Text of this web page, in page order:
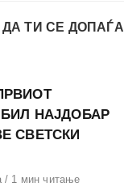
ТИ СЕ ДОПАЃА
НАЈДОБАР
СВЕТСКИ
1 мин читање